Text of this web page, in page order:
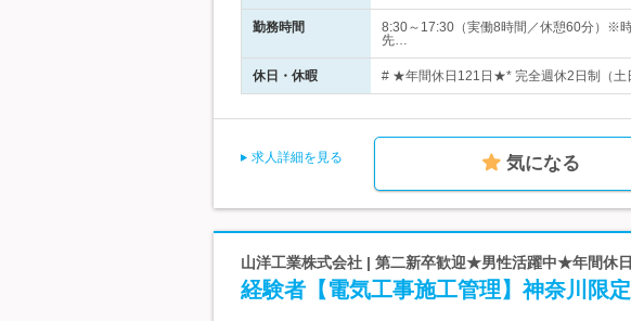
勤務時間
8:30～17:30（実働8時間／休憩60分）※
先…
休日・休暇 # ★年間休日121日★* 完全週休2日制（土
求人詳細を見る 気になる
山洋工業株式会社 | 第二新卒歓迎★男性活躍中★年間休
経験者【電気工事施工管理】神奈川限